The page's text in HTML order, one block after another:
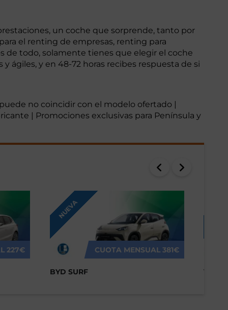
un coche que sorprende, tanto por
el renting de empresas, renting para
de todo, solamente tienes que elegir el coche
ágiles, y en 48-72 horas recibes respuesta de si
no coincidir con el modelo ofertado |
| Promociones exclusivas para Península y
227€
NUEVA
CUOTA MENSUAL 381€
BYD SURF